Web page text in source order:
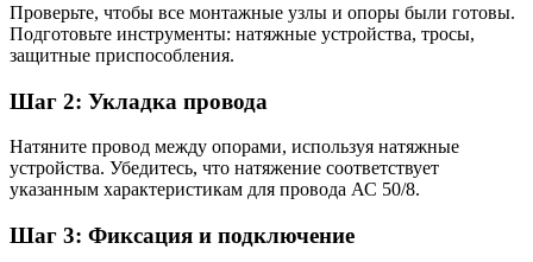
Проверьте, чтобы все монтажные узлы и опоры были готовы.
Подготовьте инструменты: натяжные устройства, тросы,
защитные приспособления.
Шаг 2: Укладка провода
Натяните провод между опорами, используя натяжные
устройства. Убедитесь, что натяжение соответствует
указанным характеристикам для провода АС 50/8.
Шаг 3: Фиксация и подключение